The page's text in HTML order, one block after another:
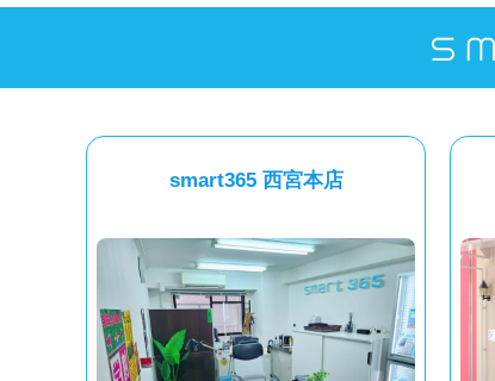
smart365 西宮本店